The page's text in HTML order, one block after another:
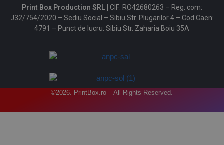
Print Box Production SRL | CIF: RO42680263 – Reg. com:
J32/754/2020 – Sediu Social – Sibiu Str. Plugarilor 4 – Cod Caen:
4791 – Punct de lucru: Sibiu Str. Zaharia Boiu 35A
©2026. PrintBox.ro – All Rights Reserved.